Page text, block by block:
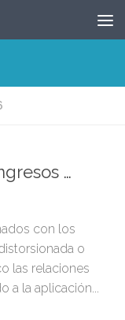
…
con los
o
las relaciones
a la aplicación...